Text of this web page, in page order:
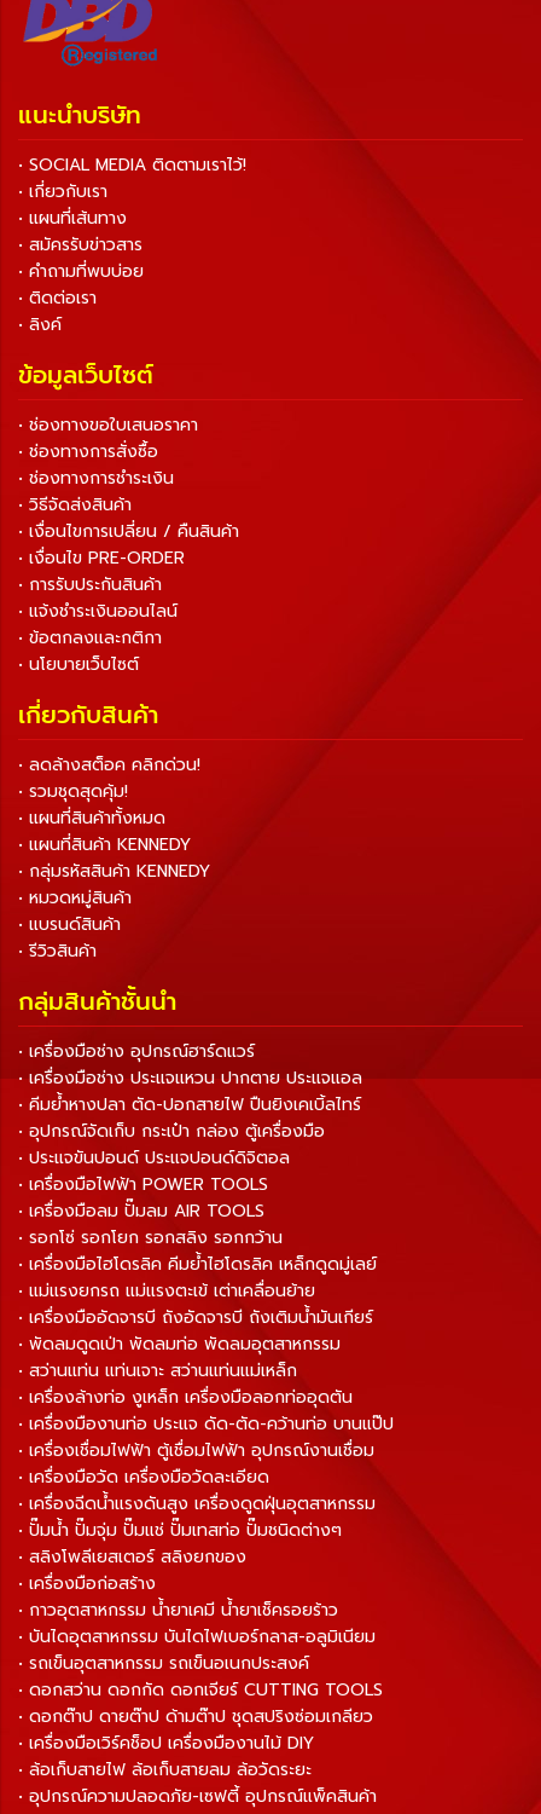
แนะนำบริษัท
• SOCIAL MEDIA ติดตามเราไว้!
• เกี่ยวกับเรา
• แผนที่เส้นทาง
• สมัครรับข่าวสาร
• คำถามที่พบบ่อย
• ติดต่อเรา
• ลิงค์
ข้อมูลเว็บไซต์
• ช่องทางขอใบเสนอราคา
• ช่องทางการสั่งซื้อ
• ช่องทางการชำระเงิน
• วิธีจัดส่งสินค้า
• เงื่อนไขการเปลี่ยน / คืนสินค้า
• เงื่อนไข PRE-ORDER
• การรับประกันสินค้า
• แจ้งชำระเงินออนไลน์
• ข้อตกลงและกติกา
• นโยบายเว็บไซต์
เกี่ยวกับสินค้า
• ลดล้างสต็อค คลิกด่วน!
• รวมชุดสุดคุ้ม!
• แผนที่สินค้าทั้งหมด
• แผนที่สินค้า KENNEDY
• กลุ่มรหัสสินค้า KENNEDY
• หมวดหมู่สินค้า
• แบรนด์สินค้า
• รีวิวสินค้า
กลุ่มสินค้าชั้นนำ
• เครื่องมือช่าง อุปกรณ์ฮาร์ดแวร์
• เครื่องมือช่าง ประแจแหวน ปากตาย ประแจแอล
• คีมย้ำหางปลา ตัด-ปอกสายไฟ ปืนยิงเคเบิ้ลไทร์
• อุปกรณ์จัดเก็บ กระเป๋า กล่อง ตู้เครื่องมือ
• ประแจขันปอนด์ ประแจปอนด์ดิจิตอล
• เครื่องมือไฟฟ้า POWER TOOLS
• เครื่องมือลม ปั๊มลม AIR TOOLS
• รอกโซ่ รอกโยก รอกสลิง รอกกว้าน
• เครื่องมือไฮโดรลิค คีมย้ำไฮโดรลิค เหล็กดูดมู่เลย์
• แม่แรงยกรถ แม่แรงตะเข้ เต่าเคลื่อนย้าย
• เครื่องมืออัดจารบี ถังอัดจารบี ถังเติมน้ำมันเกียร์
• พัดลมดูดเป่า พัดลมท่อ พัดลมอุตสาหกรรม
• สว่านแท่น แท่นเจาะ สว่านแท่นแม่เหล็ก
• เครื่องล้างท่อ งูเหล็ก เครื่องมือลอกท่ออุดตัน
• เครื่องมืองานท่อ ประแจ ดัด-ตัด-คว้านท่อ บานแป๊ป
• เครื่องเชื่อมไฟฟ้า ตู้เชื่อมไฟฟ้า อุปกรณ์งานเชื่อม
• เครื่องมือวัด เครื่องมือวัดละเอียด
• เครื่องฉีดน้ำแรงดันสูง เครื่องดูดฝุ่นอุตสาหกรรม
• ปั๊มน้ำ ปั๊มจุ่ม ปั๊มแช่ ปั๊มเทสท่อ ปั๊มชนิดต่างๆ
• สลิงโพลีเยสเตอร์ สลิงยกของ
• เครื่องมือก่อสร้าง
• กาวอุตสาหกรรม น้ำยาเคมี น้ำยาเช็ครอยร้าว
• บันไดอุตสาหกรรม บันไดไฟเบอร์กลาส-อลูมิเนียม
• รถเข็นอุตสาหกรรม รถเข็นอเนกประสงค์
• ดอกสว่าน ดอกกัด ดอกเจียร์ CUTTING TOOLS
• ดอกต๊าป ดายต๊าป ด้ามต๊าป ชุดสปริงซ่อมเกลียว
• เครื่องมือเวิร์คช็อป เครื่องมืองานไม้ DIY
• ล้อเก็บสายไฟ ล้อเก็บสายลม ล้อวัดระยะ
• อุปกรณ์ความปลอดภัย-เซฟตี้ อุปกรณ์แพ็คสินค้า